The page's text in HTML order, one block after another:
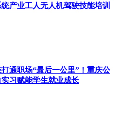
产业工人无人机驾驶技能培训
打通职场“最后一公里”！重庆公
习赋能学生就业成长